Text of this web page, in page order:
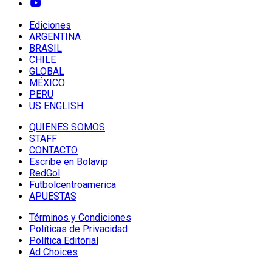
Ediciones
ARGENTINA
BRASIL
CHILE
GLOBAL
MÉXICO
PERU
US ENGLISH
QUIENES SOMOS
STAFF
CONTACTO
Escribe en Bolavip
RedGol
Futbolcentroamerica
APUESTAS
Términos y Condiciones
Políticas de Privacidad
Política Editorial
Ad Choices